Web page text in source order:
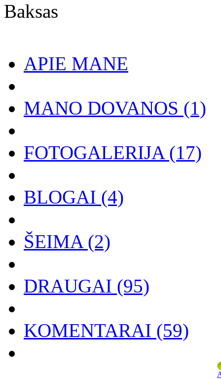
Baksas
APIE MANE
MANO DOVANOS (1)
FOTOGALERIJA(17)
BLOGAI (4)
ŠEIMA(2)
DRAUGAI (95)
KOMENTARAI (59)